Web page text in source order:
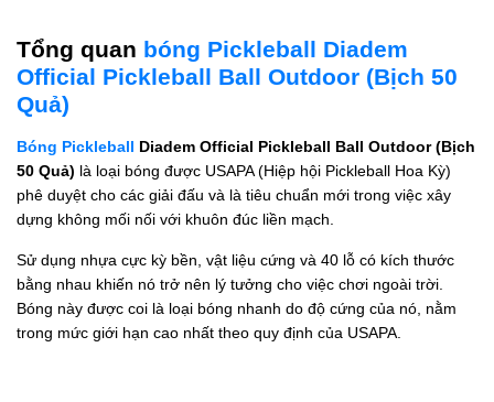
Tổng quan bóng Pickleball Diadem
Official Pickleball Ball Outdoor (Bịch 50
Quả)
Bóng Pickleball Diadem Official Pickleball Ball Outdoor (Bịch
50 Quả) là loại bóng được USAPA (Hiệp hội Pickleball Hoa Kỳ)
phê duyệt cho các giải đấu và là tiêu chuẩn mới trong việc xây
dựng không mối nối với khuôn đúc liền mạch.
Sử dụng nhựa cực kỳ bền, vật liệu cứng và 40 lỗ có kích thước
bằng nhau khiến nó trở nên lý tưởng cho việc chơi ngoài trời.
Bóng này được coi là loại bóng nhanh do độ cứng của nó, nằm
trong mức giới hạn cao nhất theo quy định của USAPA.